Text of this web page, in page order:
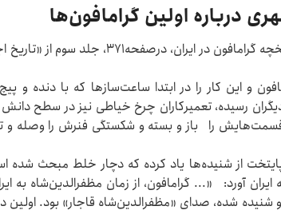
درباره اولین گرامافون‌ها
استاد جعفر شهری از سابقه و تاریخچه گرامافون در ایران،
و این کار را در ابتدا ساعت‌سازها که با دنده و
دیگران رسیده، تعمیرکاران چرخ خیاطی نیز در سطح
قسمت‌هایش را باز و بسته و شکستگی فنرش را وصله و
از شنیده‌ها یاد کرده که دچار خلط مبحث شده
آورد: «... گرامافون، از زمان مظفرالدین‌شاه به
شده، صدای «مظفرالدین‌شاه قاجار» بود. اولین